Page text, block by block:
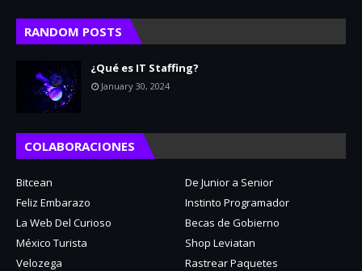
RANDOM POSTS
¿Qué es IT Staffing?
January 30, 2024
COLABORACIONES
Bitcean
De Junior a Senior
Feliz Embarazo
Instinto Programador
La Web Del Curioso
Becas de Gobierno
México Turista
Shop Leviatan
Velozega
Rastrear Paquetes